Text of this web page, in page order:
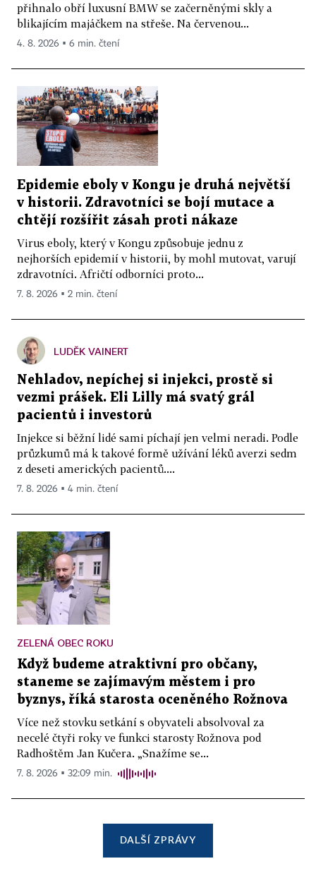
přihnalo obří luxusní BMW se začerněnými skly a
blikajícím majáčkem na střeše. Na červenou...
4. 8. 2026 ▪ 6 min. čtení
Epidemie eboly v Kongu je druhá největší
v historii. Zdravotníci se bojí mutace a
chtějí rozšířit zásah proti nákaze
Virus eboly, který v Kongu způsobuje jednu z
nejhorších epidemií v historii, by mohl mutovat, varují
zdravotníci. Afričtí odborníci proto...
7. 8. 2026 ▪ 2 min. čtení
LUDĚK VAINERT
Nehladov, nepíchej si injekci, prostě si
vezmi prášek. Eli Lilly má svatý grál
pacientů i investorů
Injekce si běžní lidé sami píchají jen velmi neradi. Podle
průzkumů má k takové formě užívání léků averzi sedm
z deseti amerických pacientů....
7. 8. 2026 ▪ 4 min. čtení
ZELENÁ OBEC ROKU
Když budeme atraktivní pro občany,
staneme se zajímavým městem i pro
byznys, říká starosta oceněného Rožnova
Více než stovku setkání s obyvateli absolvoval za
necelé čtyři roky ve funkci starosty Rožnova pod
Radhoštěm Jan Kučera. „Snažíme se...
7. 8. 2026 ▪ 32:09 min.
DALŠÍ ZPRÁVY